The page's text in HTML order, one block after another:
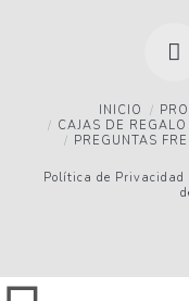
INICIO
CAJAS DE REGALO
PREGUNTAS
Política de Privacidad